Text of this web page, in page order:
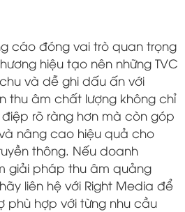
cáo đóng vai trò quan trọng
hiệu tạo nên những TVC
và dễ ghi dấu ấn với
thu âm chất lượng không chỉ
rõ ràng hơn mà còn góp
nâng cao hiệu quả cho
thông. Nếu doanh
giải pháp thu âm quảng
liên hệ với Right Media để
phù hợp với từng nhu cầu